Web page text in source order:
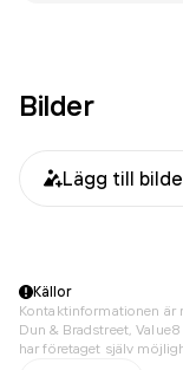
Bilder
Lägg till
Källor
Kontaktinformationen är
Dun & Bradstreet,
har företaget själv